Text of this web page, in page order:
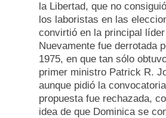
la Libertad, que no
los laboristas en las
convirtió en la principal
Nuevamente fue derrotada
1975, en que tan sólo
primer ministro Patrick R.
aunque pidió la
propuesta fue rechazada,
idea de que Dominica se